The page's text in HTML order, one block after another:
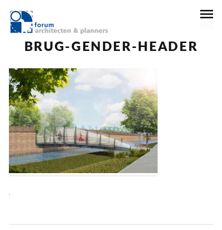
BRUG-GENDER-HEADER
.